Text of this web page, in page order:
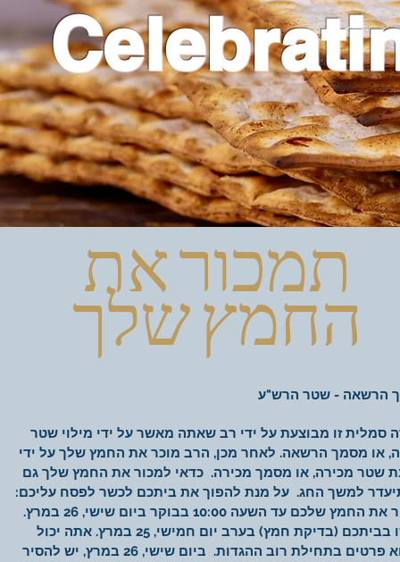
תמכור את
החמץ שלך
הרשאה - שטר הרש"ע
סמלית זו מבוצעת על ידי רב שאתה מאשר על ידי מילוי שטר
או מסמך הרשאה. לאחר מכן, הרב מוכר את החמץ שלך על ידי
שטר מכירה, או מסמך מכירה. כדאי למכור את החמץ שלך גם
למשך החג. על מנת להפוך את ביתכם לכשר לפסח עליכם:
שלכם עד השעה 10:00 בבוקר ביום שישי, 26 במרץ.
חפשו בביתכם (בדיקת חמץ) בערב יום חמישי, 25 במרץ. אתה יכול
פרטים בתחילת רוב ההגדות.
ביום שישי, 26 במרץ, יש להסיר